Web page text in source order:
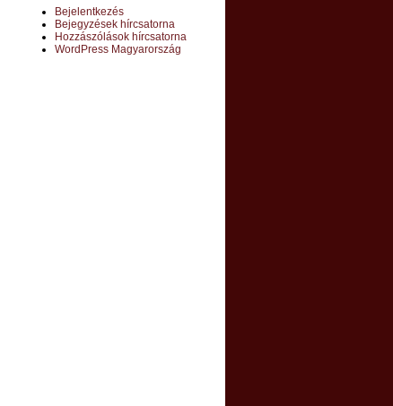
Bejelentkezés
Bejegyzések hírcsatorna
Hozzászólások hírcsatorna
WordPress Magyarország